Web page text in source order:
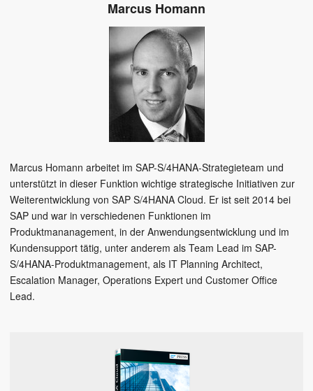
Marcus Homann
Marcus Homann arbeitet im SAP-S/4HANA-Strategieteam und
unterstützt in dieser Funktion wichtige strategische Initiativen zur
Weiterentwicklung von SAP S/4HANA Cloud. Er ist seit 2014 bei
SAP und war in verschiedenen Funktionen im
Produktmananagement, in der Anwendungsentwicklung und im
Kundensupport tätig, unter anderem als Team Lead im SAP-
S/4HANA-Produktmanagement, als IT Planning Architect,
Escalation Manager, Operations Expert und Customer Office
Lead.